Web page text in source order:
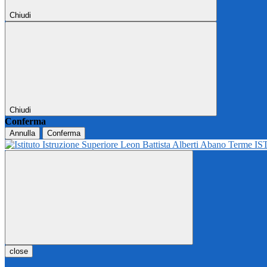
Chiudi
Chiudi
Conferma
Annulla Conferma
close